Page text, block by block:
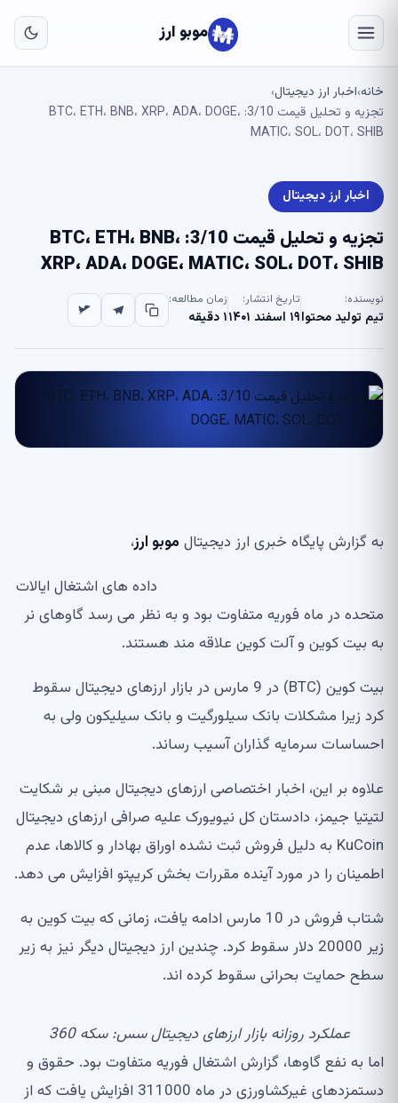
موبو ارز
خانه›اخبار ارز دیجیتال›
تجزیه و تحلیل قیمت 3/10: BTC، ETH، BNB، XRP، ADA، DOGE،
MATIC، SOL، DOT، SHIB
اخبار ارز دیجیتال
تجزیه و تحلیل قیمت 3/10: BTC، ETH، BNB،
XRP، ADA، DOGE، MATIC، SOL، DOT، SHIB
نویسنده:
تیم تولید محتوا
تاریخ انتشار:
۱۹ اسفند ۱۴۰۱
زمان مطالعه:
۱ دقیقه
به گزارش پایگاه خبری ارز دیجیتال موبو ارز،
داده های اشتغال ایالات
متحده در ماه فوریه متفاوت بود و به نظر می رسد گاوهای نر
به بیت کوین و آلت کوین علاقه مند هستند.
بیت کوین (BTC) در 9 مارس در بازار ارزهای دیجیتال سقوط
کرد زیرا مشکلات بانک سیلورگیت و بانک سیلیکون ولی به
احساسات سرمایه گذاران آسیب رساند.
علاوه بر این، اخبار اختصاصی ارزهای دیجیتال مبنی بر شکایت
لتیتیا جیمز، دادستان کل نیویورک علیه صرافی ارزهای دیجیتال
KuCoin به دلیل فروش ثبت نشده اوراق بهادار و کالاها، عدم
اطمینان را در مورد آینده مقررات بخش کریپتو افزایش می دهد.
شتاب فروش در 10 مارس ادامه یافت، زمانی که بیت کوین به
زیر 20000 دلار سقوط کرد. چندین ارز دیجیتال دیگر نیز به زیر
سطح حمایت بحرانی سقوط کرده اند.
عملکرد روزانه بازار ارزهای دیجیتال سس:سکه 360
اما به نفع گاوها، گزارش اشتغال فوریه متفاوت بود. حقوق و
دستمزدهای غیرکشاورزی در ماه 311000 افزایش یافت که از